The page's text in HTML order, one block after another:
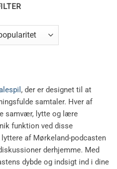
, der er designet til at
samtaler. Hver af
samvær, lytte og lære
funktion ved disse
af Mørkeland-podcasten
derhjemme. Med
dybde og indsigt ind i dine